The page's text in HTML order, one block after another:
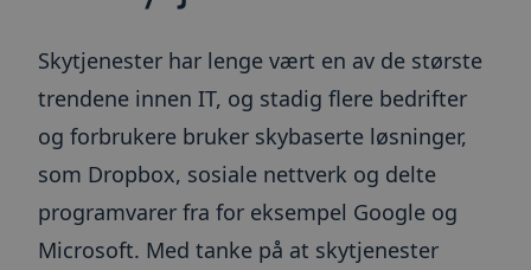
Skytjenester har lenge vært en av de største
trendene innen IT, og stadig flere bedrifter
og forbrukere bruker skybaserte løsninger,
som Dropbox, sosiale nettverk og delte
programvarer fra for eksempel Google og
Microsoft. Med tanke på at skytjenester